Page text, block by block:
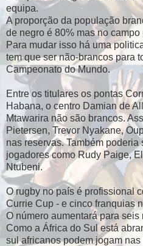
equipa.
A proporção da população
de negro é 80% mas no
Para mudar isso há uma
tem que ser não-brancos para
Campeonato do Mundo.
Entre os titulares os pontas
Habana, o centro Damian de
Mtawarira não são brancos.
Pietersen, Trevor Nyakane,
nas reservas. Também
jogadores como Rudy Paige,
Ntubeni.
O rugby no país é profissional
Currie Cup - e cinco franquias
O número aumentará para seis
Como a África do Sul está
sul africanos podem jogam